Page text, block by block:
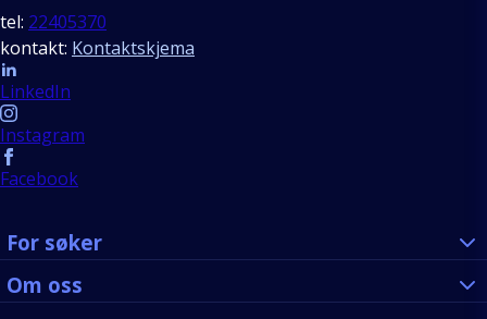
tel: 22405370
kontakt: Kontaktskjema
Follow us
LinkedIn
Instagram
Facebook
For søker
Om oss